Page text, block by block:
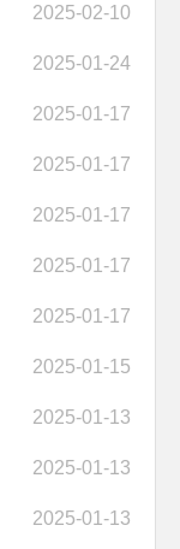
2025-02-10
2025-01-24
2025-01-17
2025-01-17
2025-01-17
2025-01-17
2025-01-17
2025-01-15
2025-01-13
2025-01-13
2025-01-13